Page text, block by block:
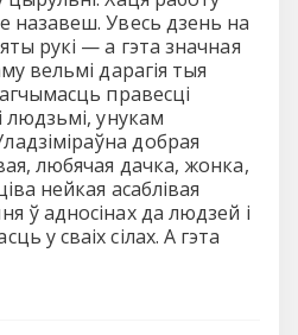
назавеш. Увесь дзень на
рукі — а гэта значная
вельмі дарагія тыя
правесці
людзьмі, унукам
добрая
любячая дачка, жонка,
нейкая асаблівая
ў адносінах да людзей і
у сваіх сілах. А гэта